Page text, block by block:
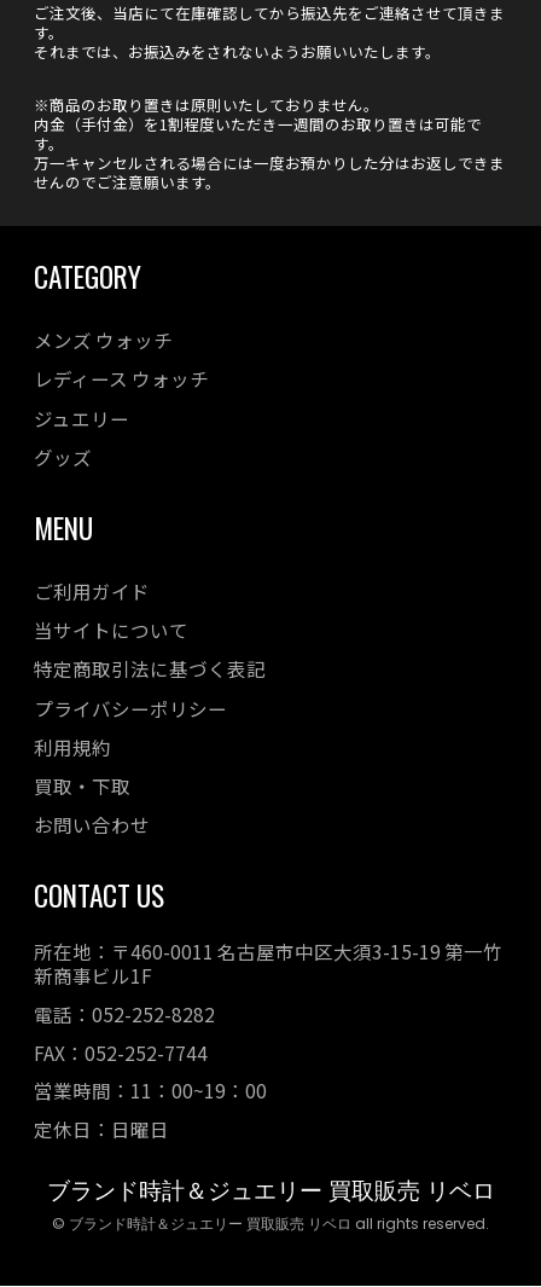
ご注文後、当店にて在庫確認してから振込先をご連絡させて頂きま
す。
それまでは、お振込みをされないようお願いいたします。
※商品のお取り置きは原則いたしておりません。
内金（手付金）を1割程度いただき一週間のお取り置きは可能で
す。
万一キャンセルされる場合には一度お預かりした分はお返しできま
せんのでご注意願います。
CATEGORY
メンズ ウォッチ
レディース ウォッチ
ジュエリー
グッズ
MENU
ご利用ガイド
当サイトについて
特定商取引法に基づく表記
プライバシーポリシー
利用規約
買取・下取
お問い合わせ
CONTACT US
所在地：〒460-0011 名古屋市中区大須3-15-19 第一竹
新商事ビル1F
電話：052-252-8282
FAX：052-252-7744
営業時間：11：00~19：00
定休日：日曜日
ブランド時計＆ジュエリー 買取販売 リベロ
© ブランド時計＆ジュエリー 買取販売 リベロ all rights reserved.